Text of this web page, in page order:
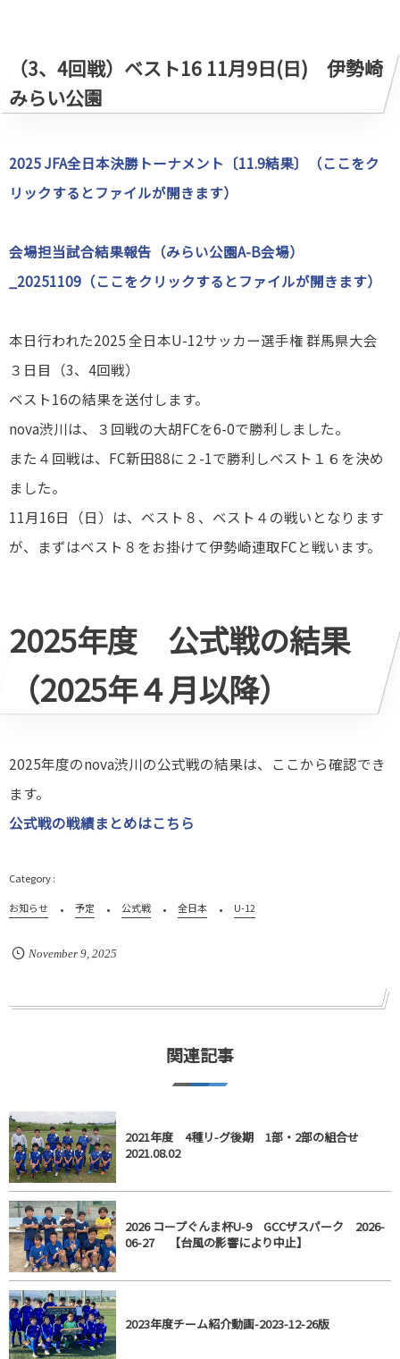
（3、4回戦）ベスト16 11月9日(日) 伊勢崎
みらい公園
2025 JFA全日本決勝トーナメント〔11.9結果〕（ここをク
リックするとファイルが開きます）
会場担当試合結果報告（みらい公園A-B会場）
_20251109（ここをクリックするとファイルが開きます）
本日行われた2025 全日本U-12サッカー選手権 群馬県大会
３日目（3、4回戦）
ベスト16の結果を送付します。
nova渋川は、３回戦の大胡FCを6-0で勝利しました。
また４回戦は、FC新田88に２-1で勝利しベスト１６を決め
ました。
11月16日（日）は、ベスト８、ベスト４の戦いとなります
が、まずはベスト８をお掛けて伊勢崎連取FCと戦います。
2025年度 公式戦の結果
（2025年４月以降）
2025年度のnova渋川の公式戦の結果は、ここから確認でき
ます。
公式戦の戦績まとめはこちら
お知らせ 予定 公式戦 全日本 U-12
November 9, 2025
関連記事
2021年度 4種リ-グ後期 1部・2部の組合せ
2021.08.02
2026 コープぐんま杯U-9 GCCザスパーク 2026-
06-27 【台風の影響により中止】
2023年度チーム紹介動画-2023-12-26版